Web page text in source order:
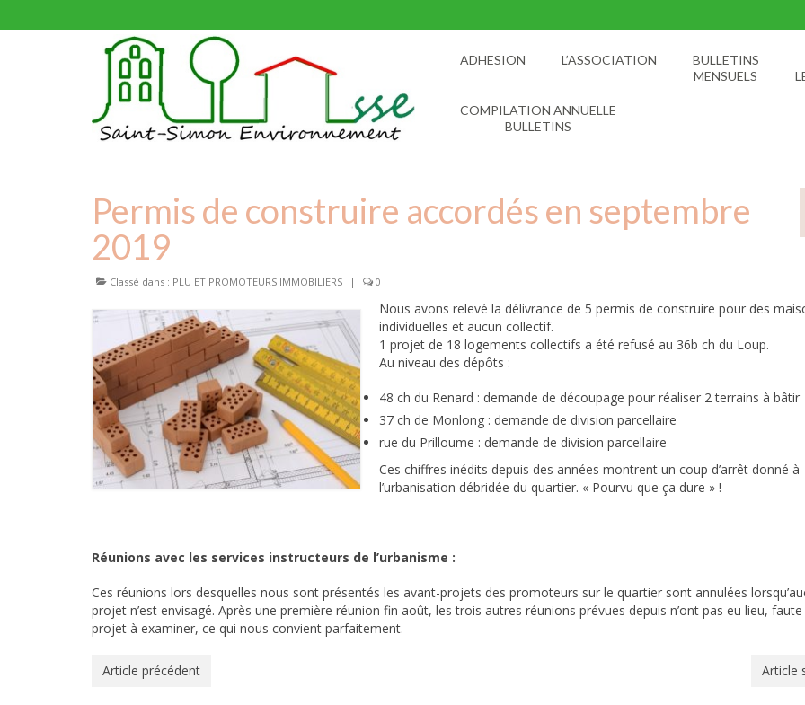
ADHESION L’ASSOCIATION
BULLETINS
MENSUELS
COMPILATION ANNUELLE
BULLETINS
Permis de construire accordés en septembre
2019
Classé dans : PLU ET PROMOTEURS IMMOBILIERS | 0
Nous avons relevé la délivrance de 5 permis de construire pour des
individuelles et aucun collectif.
1 projet de 18 logements collectifs a été refusé au 36b ch du Loup.
Au niveau des dépôts :
48 ch du Renard : demande de découpage pour réaliser 2 terrains à bâtir
37 ch de Monlong : demande de division parcellaire
rue du Prilloume : demande de division parcellaire
Ces chiffres inédits depuis des années montrent un coup d’arrêt donné à
l’urbanisation débridée du quartier. « Pourvu que ça dure » !
Réunions avec les services instructeurs de l’urbanisme :
Ces réunions lors desquelles nous sont présentés les avant-projets des promoteurs sur le quartier sont annulées
projet n’est envisagé. Après une première réunion fin août, les trois autres réunions prévues depuis n’ont pas eu lieu, faute
projet à examiner, ce qui nous convient parfaitement.
Article précédent Article